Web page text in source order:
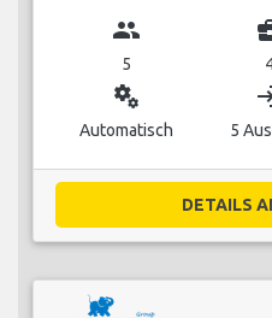
group
5
miscellaneous_services
Automatisch 5
DETAILS